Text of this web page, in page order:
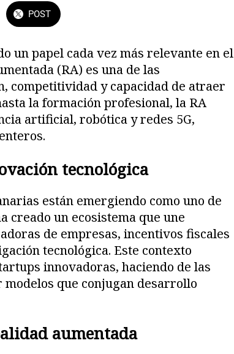
POST
un papel cada vez más relevante en el
(RA) es una de las
competitividad y capacidad de atraer
la formación profesional, la RA
artificial, robótica y redes 5G,
tecnológica
están emergiendo como uno de
creado un ecosistema que une
de empresas, incentivos fiscales
tecnológica. Este contexto
innovadoras, haciendo de las
que conjugan desarrollo
aumentada